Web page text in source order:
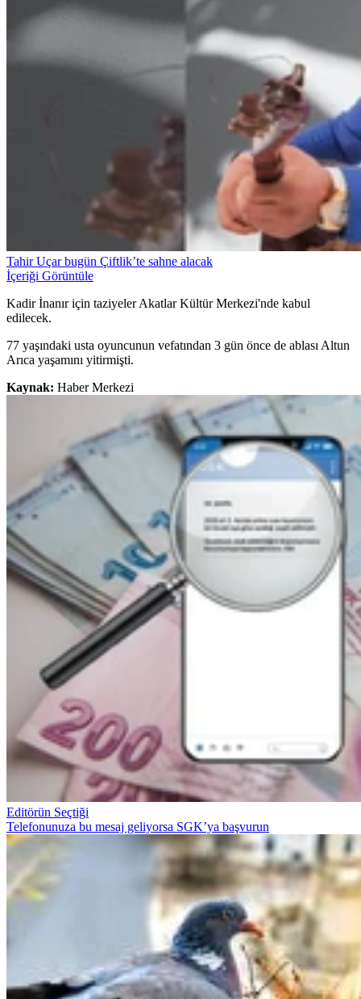
Tahir Uçar bugün Çiftlik’te sahne alacak
İçeriği Görüntüle
Kadir İnanır için taziyeler Akatlar Kültür Merkezi'nde kabul
edilecek.
77 yaşındaki usta oyuncunun vefatından 3 gün önce de ablası Altun
Arıca yaşamını yitirmişti.
Kaynak: Haber Merkezi
Editörün Seçtiği
Telefonunuza bu mesaj geliyorsa SGK’ya başvurun